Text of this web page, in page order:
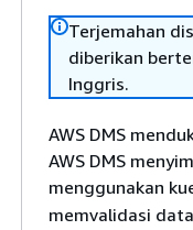
Terjemahan
diberikan
Inggris.
AWS DMS
AWS DMS
menggunakan
memvalidasi